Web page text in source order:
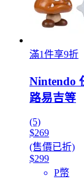
滿1件享9折
Nintendo
路易吉等
(5)
$269
(售價已折)
$299
P幣